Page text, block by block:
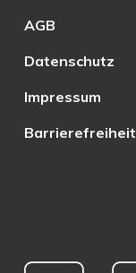
AGB
Datenschutz
Impressum
Barrierefreiheit